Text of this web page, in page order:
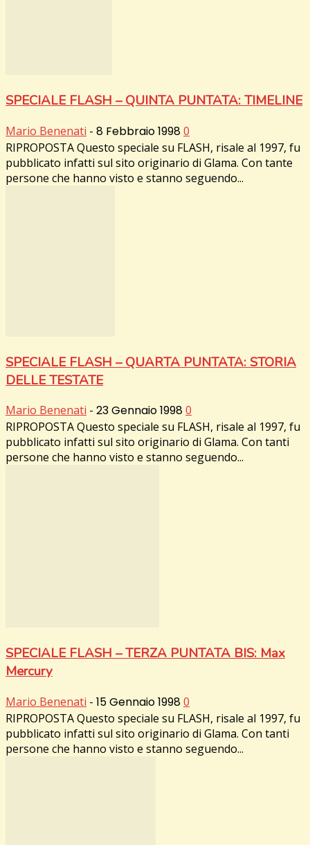
SPECIALE FLASH – QUINTA PUNTATA: TIMELINE
Mario Benenati - 8 Febbraio 19980
RIPROPOSTA Questo speciale su FLASH, risale al 1997, fu
pubblicato infatti sul sito originario di Glama. Con tante
persone che hanno visto e stanno seguendo...
SPECIALE FLASH – QUARTA PUNTATA: STORIA
DELLE TESTATE
Mario Benenati - 23 Gennaio 19980
RIPROPOSTA Questo speciale su FLASH, risale al 1997, fu
pubblicato infatti sul sito originario di Glama. Con tanti
persone che hanno visto e stanno seguendo...
SPECIALE FLASH – TERZA PUNTATA BIS: Max
Mercury
Mario Benenati - 15 Gennaio 19980
RIPROPOSTA Questo speciale su FLASH, risale al 1997, fu
pubblicato infatti sul sito originario di Glama. Con tanti
persone che hanno visto e stanno seguendo...